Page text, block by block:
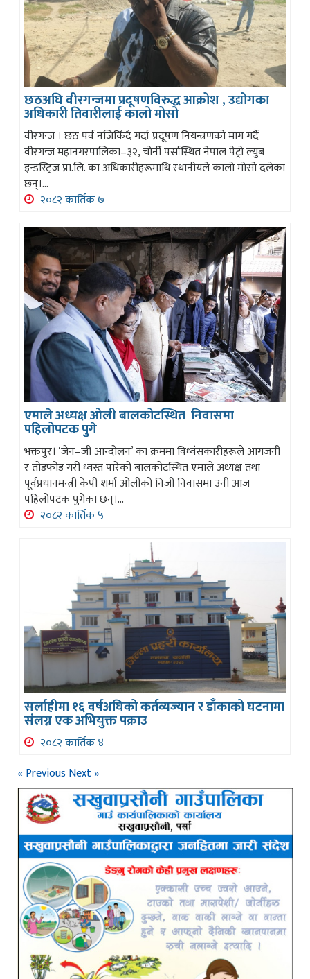
छठअघि वीरगन्जमा प्रदूषणविरुद्ध आक्रोश , उद्योगका
अधिकारी तिवारीलाई कालो मोसो
वीरगन्ज । छठ पर्व नजिकिँदै गर्दा प्रदूषण नियन्त्रणको माग गर्दै
वीरगन्ज महानगरपालिका–३२, चोर्नी पर्सास्थित नेपाल पेट्रो ल्युब
इन्डस्ट्रिज प्रा.लि. का अधिकारीहरूमाथि स्थानीयले कालो मोसो दलेका
छन्।...
२०८२ कार्तिक ७
एमाले अध्यक्ष ओली बालकोटस्थित निवासमा
पहिलोपटक पुगे
भक्तपुर। ‘जेन–जी आन्दोलन’ का क्रममा विध्वंसकारीहरूले आगजनी
र तोडफोड गरी ध्वस्त पारेको बालकोटस्थित एमाले अध्यक्ष तथा
पूर्वप्रधानमन्त्री केपी शर्मा ओलीको निजी निवासमा उनी आज
पहिलोपटक पुगेका छन्।...
२०८२ कार्तिक ५
सर्लाहीमा १६ वर्षअघिको कर्तव्यज्यान र डाँकाको घटनामा
संलग्न एक अभियुक्त पक्राउ
२०८२ कार्तिक ४
« Previous Next »